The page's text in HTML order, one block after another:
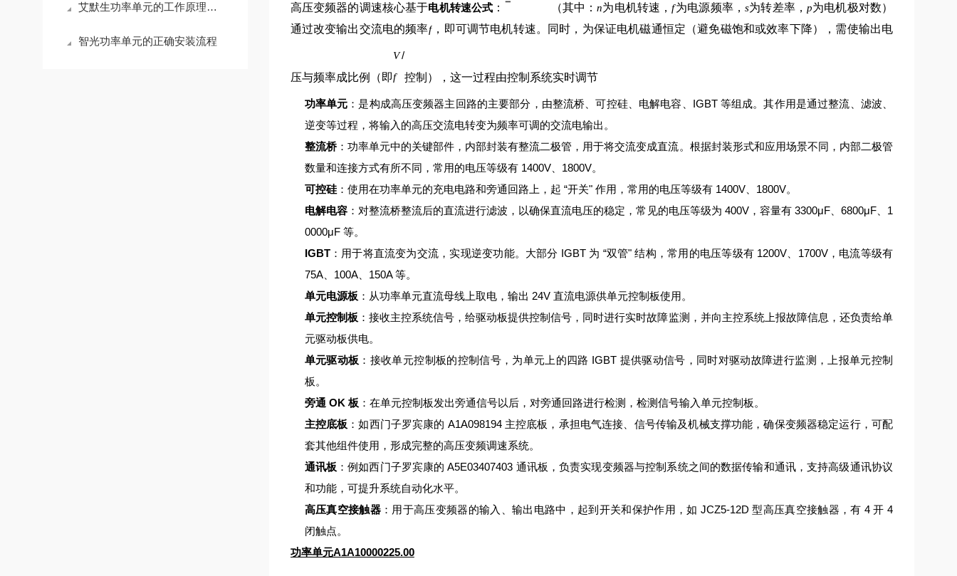
艾默生功率单元的工作原理与应用领域深度解析
智光功率单元的正确安装流程
高压变频器的调速核心基于电机转速公式 ： （其中：n为电机转速，f为电源频率，s为转差率， p为电机极对数）
通过改变输出交流电的频率f ，即可调节电机转速。同时，为保证电机磁通恒定（避免磁饱和或效率下降），需使输出电
压与频率成比例（即
V /
f 控制），这一过程由控制系统实时调节
功率单元 ：是构成高压变频器主回路的主要部分，由整流桥、可控硅、电解电容、IGBT 等组成。其作用是通过整流、滤波、
逆变等过程，将输入的高压交流电转变为频率可调的交流电输出。
整流桥：功率单元中的关键部件，内部封装有整流二极管，用于将交流变成直流。根据封装形式和应用场景不同，内部二极管
数量和连接方式有所不同，常用的电压等级有 1400V、1800V。
可控硅：使用在功率单元的充电电路和旁通回路上，起 “开关" 作用，常用的电压等级有 1400V、1800V。
电解电容：对整流桥整流后的直流进行滤波，以确保直流电压的稳定，常见的电压等级为 400V，容量有 3300μF、6800μF、1
0000μF 等。
IGBT：用于将直流变为交流，实现逆变功能。大部分 IGBT 为 “双管" 结构，常用的电压等级有 1200V、1700V，电流等级有
75A、100A、150A 等。
单元电源板 ：从功率单元直流母线上取电，输出 24V 直流电源供单元控制板使用。
单元控制板 ：接收主控系统信号，给驱动板提供控制信号，同时进行实时故障监测，并向主控系统上报故障信息，还负责给单
元驱动板供电。
单元驱动板 ：接收单元控制板的控制信号，为单元上的四路 IGBT 提供驱动信号，同时对驱动故障进行监测，上报单元控制
板。
旁通 OK 板 ：在单元控制板发出旁通信号以后，对旁通回路进行检测，检测信号输入单元控制板。
主控底板 ：如西门子罗宾康的 A1A098194 主控底板，承担电气连接、信号传输及机械支撑功能，确保变频器稳定运行，可配
套其他组件使用，形成完整的高压变频调速系统。
通讯板 ：例如西门子罗宾康的 A5E03407403 通讯板，负责实现变频器与控制系统之间的数据传输和通讯，支持高级通讯协议
和功能，可提升系统自动化水平。
高压真空接触器：用于高压变频器的输入、输出电路中，起到开关和保护作用，如 JCZ5-12D 型高压真空接触器，有 4 开 4
闭触点。
功率单元A1A10000225.00